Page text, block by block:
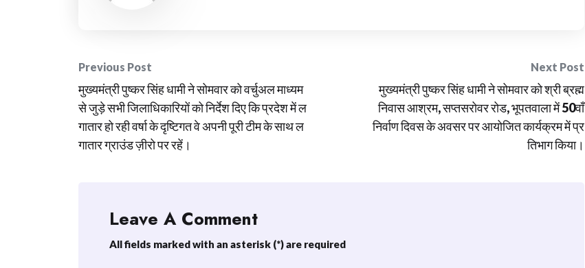
Post
navigation
Previous Post
मुख्यमंत्री पुष्कर सिंह धामी ने सोमवार को वर्चुअल माध्यम
से जुड़े सभी जिलाधिकारियों को निर्देश दिए कि प्रदेश में ल
गातार हो रही वर्षा के दृष्टिगत वे अपनी पूरी टीम के साथ ल
गातार ग्राउंड ज़ीरो पर रहें।
Next Post
मुख्यमंत्री पुष्कर सिंह धामी ने सोमवार को श्री ब्रह्म
निवास आश्रम, सप्तसरोवर रोड, भूपतवाला में 50वाँ
निर्वाण दिवस के अवसर पर आयोजित कार्यक्रम में प्र
तिभाग किया।
Leave A Comment
All fields marked with an asterisk (*) are required